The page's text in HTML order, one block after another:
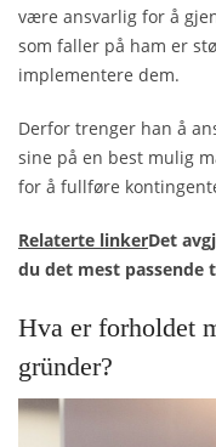
være ansvarlig for å
som faller på ham er
implementere dem.
Derfor trenger han å
sine på en best mulig
for å fullføre
Relaterte linkerDet
du det mest
Hva er forholdet
gründer?